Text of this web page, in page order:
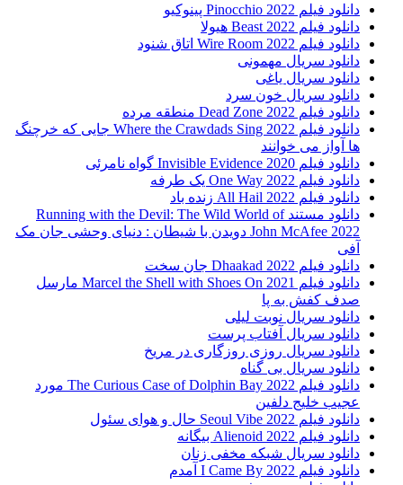
دانلود فیلم Pinocchio 2022 پینوکیو
دانلود فیلم Beast 2022 هیولا
دانلود فیلم Wire Room 2022 اتاق شنود
دانلود سریال مهمونی
دانلود سریال یاغی
دانلود سریال خون سرد
دانلود فیلم 2022 Dead Zone منطقه مرده
دانلود فیلم Where the Crawdads Sing 2022 جایی که خرچنگ
ها آواز می خوانند
دانلود فیلم 2020 Invisible Evidence گواه نامرئی
دانلود فیلم One Way 2022 یک طرفه
دانلود فیلم All Hail 2022 زنده باد
دانلود مستند Running with the Devil: The Wild World of
John McAfee 2022 دویدن با شیطان : دنیای وحشی جان مک
آفی
دانلود فیلم Dhaakad 2022 جان سخت
دانلود فیلم Marcel the Shell with Shoes On 2021 مارسل
صدف کفش به پا
دانلود سریال نوبت لیلی
دانلود سریال آفتاب پرست
دانلود سریال روزی روزگاری در مریخ
دانلود سریال بی گناه
دانلود فیلم The Curious Case of Dolphin Bay 2022 مورد
عجیب خلیج دلفین
دانلود فیلم Seoul Vibe 2022 حال و هوای سئول
دانلود فیلم Alienoid 2022 بیگانه
دانلود سریال شبکه مخفی زنان
دانلود فیلم I Came By 2022 آمدم